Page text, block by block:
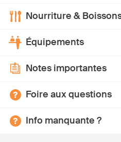
Nourriture &
Équipements
Notes importantes
Foire aux questions
Info manquante ?